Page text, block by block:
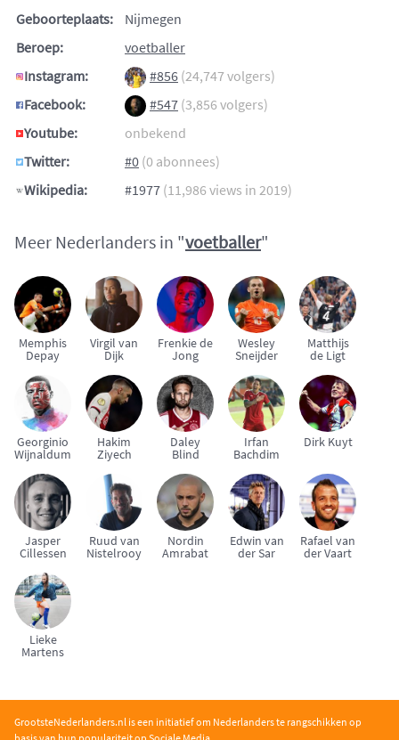
Geboorteplaats:
Nijmegen
Beroep:
voetballer
Instagram:
#856 (24,747 volgers)
Facebook:
#547 (3,856 volgers)
Youtube:
onbekend
Twitter:
#0 (0 abonnees)
Wikipedia:
#1977 (11,986 views in 2019)
Meer Nederlanders in "voetballer"
Memphis
Depay
Virgil van
Dijk
Frenkie de
Jong
Wesley
Sneijder
Matthijs
de Ligt
Georginio
Wijnaldum
Hakim
Ziyech
Daley
Blind
Irfan
Bachdim
Dirk Kuyt
Jasper
Cillessen
Ruud van
Nistelrooy
Nordin
Amrabat
Edwin van
der Sar
Rafael van
der Vaart
Lieke
Martens
GrootsteNederlanders.nl is een initiatief om Nederlanders te rangschikken op